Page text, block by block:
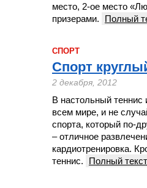
место, 2-ое место
призерами.
Полный
СПОРТ
Спорт
2 декабря, 2012
В настольный
всем мире, и не
спорта, который по-
– отличное
кардиотренировка.
теннис.
Полный текст